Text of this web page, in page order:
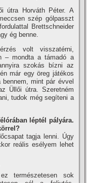
útra Horváth Péter. A
szép gólpasszt
Brettschneider
ég benne.
volt visszatérni,
– mondta a támadó a
szokás bí­zni az
már egy öreg játékos
mint pár évvel
Üllői útra. Szeretném
tudok még segí­teni a
léptél pályára.
tagja lenni. Úgy
reális esélyem lehet
természetesen sok